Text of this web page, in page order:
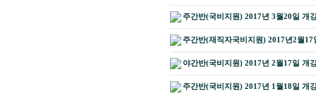
주간반(국비지원) 2017년 3월20일 개
주간반(재직자국비지원) 2017년2월17
야간반(국비지원) 2017년 2월17일 개
주간반(국비지원) 2017년 1월18일 개